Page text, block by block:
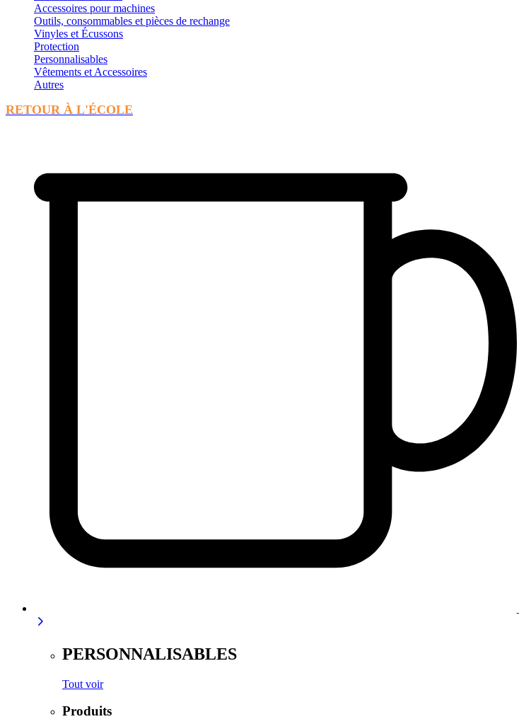
Accessoires pour machines
Outils, consommables et pièces de rechange
Vinyles et Écussons
Protection
Personnalisables
Vêtements et Accessoires
Autres
RETOUR À L'ÉCOLE
PERSONNALISABLES
Tout voir
Produits